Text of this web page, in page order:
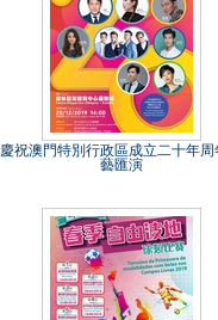
慶祝澳門特別行政區成立二十年周
藝匯演